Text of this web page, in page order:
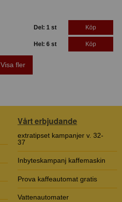
Del: 1 st Köp
Hel: 6 st Köp
Visa fler
Vårt erbjudande
extratipset kampanjer v. 32-
37
Inbyteskampanj kaffemaskin
Prova kaffeautomat gratis
Vattenautomater